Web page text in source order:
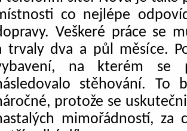
co nejlépe
Veškeré práce se
trvaly dva a půl měsíce.
na kterém se
stěhování. To
protože se
mimořádností, za